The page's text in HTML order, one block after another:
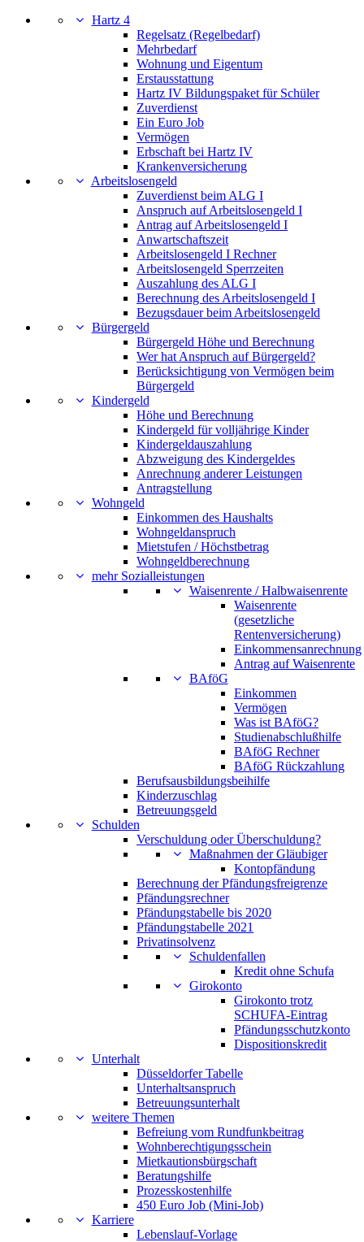
Hartz 4
Regelsatz (Regelbedarf)
Mehrbedarf
Wohnung und Eigentum
Erstausstattung
Hartz IV Bildungspaket für Schüler
Zuverdienst
Ein Euro Job
Vermögen
Erbschaft bei Hartz IV
Krankenversicherung
Arbeitslosengeld
Zuverdienst beim ALG I
Anspruch auf Arbeitslosengeld I
Antrag auf Arbeitslosengeld I
Anwartschaftszeit
Arbeitslosengeld I Rechner
Arbeitslosengeld Sperrzeiten
Auszahlung des ALG I
Berechnung des Arbeitslosengeld I
Bezugsdauer beim Arbeitslosengeld
Bürgergeld
Bürgergeld Höhe und Berechnung
Wer hat Anspruch auf Bürgergeld?
Berücksichtigung von Vermögen beim
Bürgergeld
Kindergeld
Höhe und Berechnung
Kindergeld für volljährige Kinder
Kindergeldauszahlung
Abzweigung des Kindergeldes
Anrechnung anderer Leistungen
Antragstellung
Wohngeld
Einkommen des Haushalts
Wohngeldanspruch
Mietstufen / Höchstbetrag
Wohngeldberechnung
mehr Sozialleistungen
Waisenrente / Halbwaisenrente
Waisenrente
(gesetzliche
Rentenversicherung)
Einkommensanrechnung
Antrag auf Waisenrente
BAföG
Einkommen
Vermögen
Was ist BAföG?
Studienabschlußhilfe
BAföG Rechner
BAföG Rückzahlung
Berufsausbildungsbeihilfe
Kinderzuschlag
Betreuungsgeld
Schulden
Verschuldung oder Überschuldung?
Maßnahmen der Gläubiger
Kontopfändung
Berechnung der Pfändungsfreigrenze
Pfändungsrechner
Pfändungstabelle bis 2020
Pfändungstabelle 2021
Privatinsolvenz
Schuldenfallen
Kredit ohne Schufa
Girokonto
Girokonto trotz
SCHUFA-Eintrag
Pfändungsschutzkonto
Dispositionskredit
Unterhalt
Düsseldorfer Tabelle
Unterhaltsanspruch
Betreuungsunterhalt
weitere Themen
Befreiung vom Rundfunkbeitrag
Wohnberechtigungsschein
Mietkautionsbürgschaft
Beratungshilfe
Prozesskostenhilfe
450 Euro Job (Mini-Job)
Karriere
Lebenslauf-Vorlage